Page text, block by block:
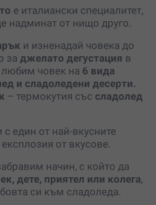
е италиански специалитет,
надминат от нищо друго.
и изненадай човека до
за джелато дегустация в
човек на 6 вида
и сладоледени десерти.
– термокутия със сладолед
един от най-вкусните
от вкусове.
начин, с който да
дете, приятел или колега,
си към сладоледа.